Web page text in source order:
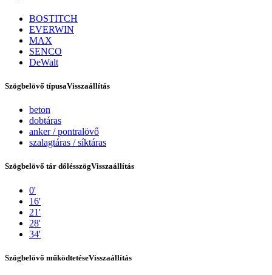
Bostitch
BOSTITCH
EVERWIN
MAX
SENCO
DeWalt
Szögbelövő típusaVisszaállítás
beton
dobtáras
anker / pontralövő
szalagtáras / síktáras
Szögbelövő tár dőlésszögVisszaállítás
0'
16'
21'
28'
34'
Szögbelövő működtetéseVisszaállítás